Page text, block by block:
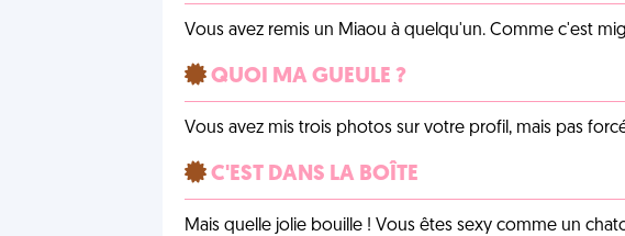
Vous avez remis un Miaou à quelqu'un. Comme c'est
QUOI MA GUEULE ?
Vous avez mis trois photos sur votre profil, mais pas
C'EST DANS LA BOÎTE
Mais quelle jolie bouille ! Vous êtes sexy comme un